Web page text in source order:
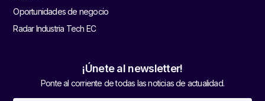
Oportunidades de negocio
Radar Industria Tech EC
¡Únete al newsletter!
Ponte al corriente de todas las noticias de actualidad.